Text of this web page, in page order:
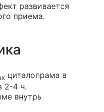
развивается
приема.
циталопрама в
2-4 ч.
внутрь